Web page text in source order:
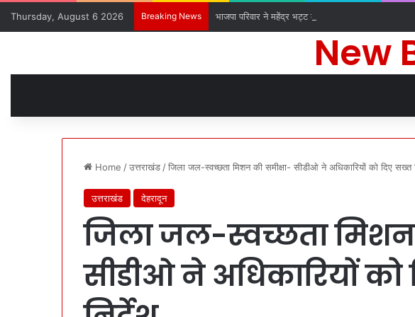
Thursday, August 6 2026 Breaking News भाजपा परिवार ने महेंद्र भट्ट के दीर्घायु जीवन की कामना के
New
Home /उत्तराखंड /जिला जल-स्वच्छता मिशन की समीक्षा- सीडीओ ने अधिकारियों को दिए सख्त
उत्तराखंड देहरादून
जिला जल-स्वच्छता मिशन
सीडीओ ने अधिकारियों को